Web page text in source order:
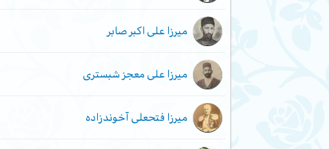
میرزا علی اکبر صابر
میرزا علی معجز شبستری
میرزا فتحعلی آخوندزاده